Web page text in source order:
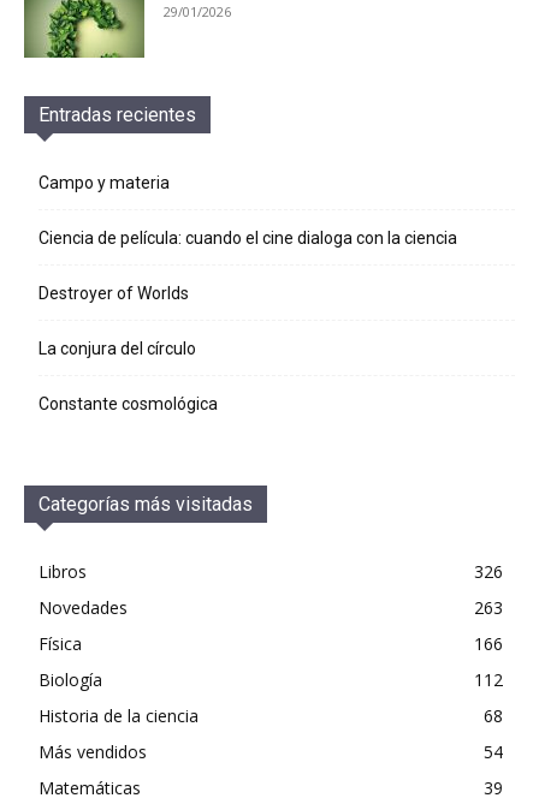
29/01/2026
Entradas recientes
Campo y materia
Ciencia de película: cuando el cine dialoga con la ciencia
Destroyer of Worlds
La conjura del círculo
Constante cosmológica
Categorías más visitadas
Libros
326
Novedades
263
Física
166
Biología
112
Historia de la ciencia
68
Más vendidos
54
Matemáticas
39